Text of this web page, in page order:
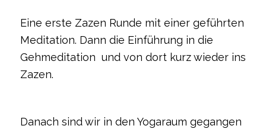
Eine erste Zazen Runde mit einer geführten
Meditation. Dann die Einführung in die
Gehmeditation und von dort kurz wieder ins
Zazen.
Danach sind wir in den Yogaraum gegangen